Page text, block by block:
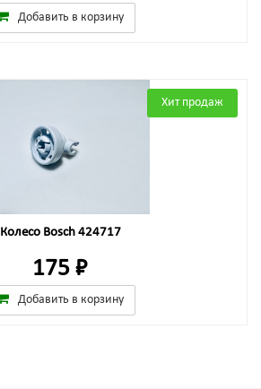
Добавить в корзину
Хит продаж
Колесо Bosch 424717
175 ₽
Добавить в корзину